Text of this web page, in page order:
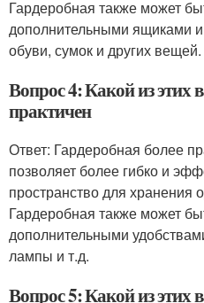
Гардеробная также может
дополнительными ящиками
обуви, сумок и других вещей.
Вопрос 4: Какой из этих
практичен
Ответ: Гардеробная более
позволяет более гибко и
пространство для хранения
Гардеробная также может
дополнительными
лампы и т.д.
Вопрос 5: Какой из этих